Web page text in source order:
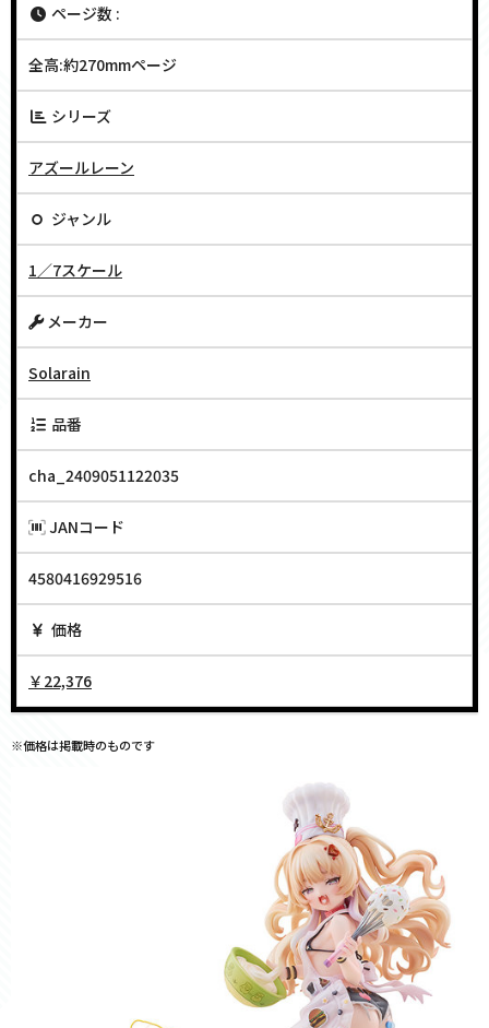
ページ数 :
全高:約270mmページ
シリーズ
アズールレーン
ジャンル
1／7スケール
メーカー
Solarain
品番
cha_2409051122035
JANコード
4580416929516
価格
￥22,376
※価格は掲載時のものです